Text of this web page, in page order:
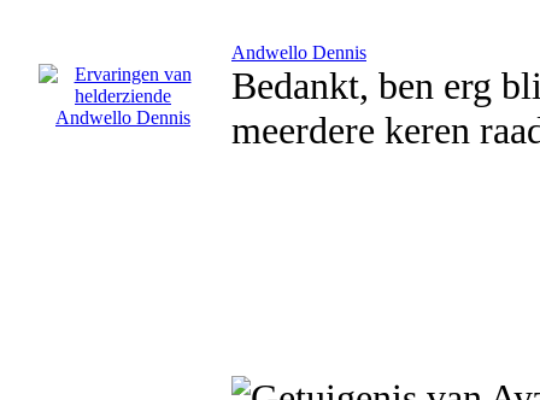
Andwello Dennis
Bedankt, ben erg
meerdere keren